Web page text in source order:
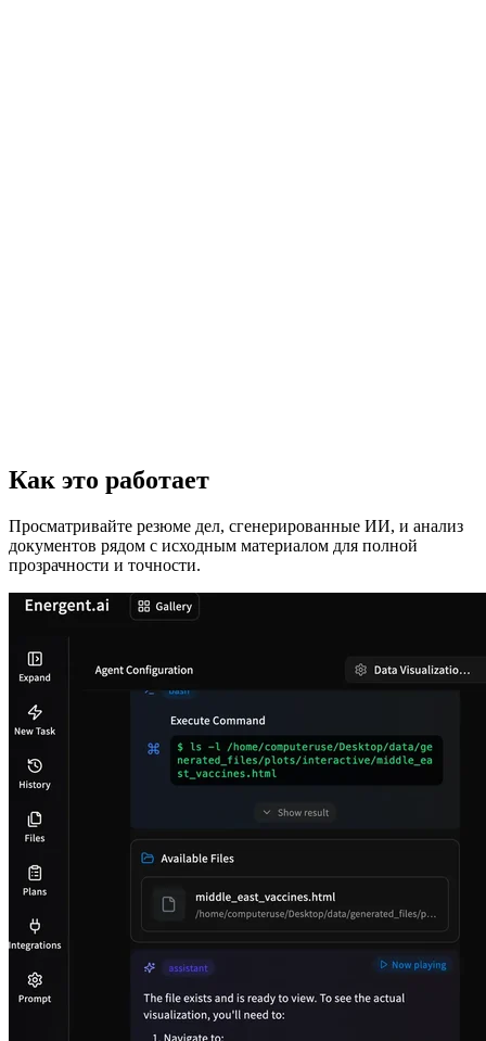
Как это работает
Просматривайте резюме дел, сгенерированные ИИ, и анализ
документов рядом с исходным материалом для полной
прозрачности и точности.